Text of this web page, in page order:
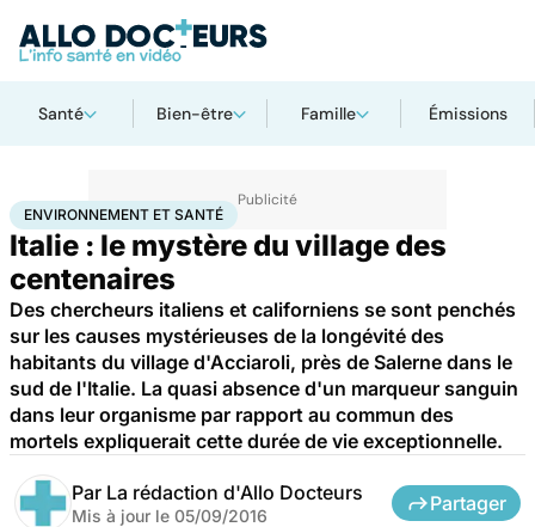
Santé Bien-être Famille Émissions
AccueilBien-êtreEnvironnement et santé
ENVIRONNEMENT ET SANTÉ
Italie : le mystère du village des
centenaires
Des chercheurs italiens et californiens se sont penchés
sur les causes mystérieuses de la longévité des
habitants du village d'Acciaroli, près de Salerne dans le
sud de l'Italie. La quasi absence d'un marqueur sanguin
dans leur organisme par rapport au commun des
mortels expliquerait cette durée de vie exceptionnelle.
Par La rédaction d'Allo Docteurs
Mis à jour le 05/09/2016
Partager